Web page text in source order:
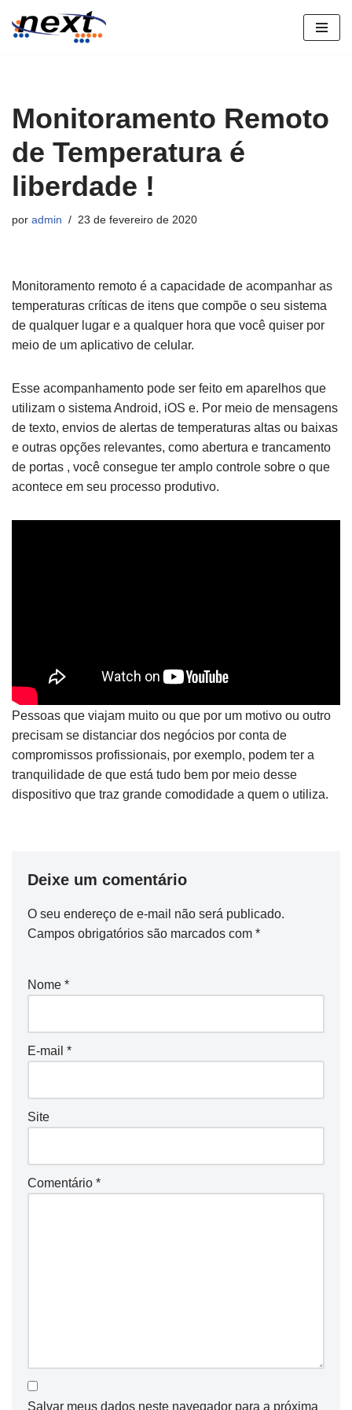
Monitoramento Remoto
de Temperatura é
liberdade !
por admin 23 de fevereiro de 2020
Monitoramento remoto é a capacidade de acompanhar as
temperaturas críticas de itens que compõe o seu sistema
de qualquer lugar e a qualquer hora que você quiser por
meio de um aplicativo de celular.
Esse acompanhamento pode ser feito em aparelhos que
utilizam o sistema Android, iOS e. Por meio de mensagens
de texto, envios de alertas de temperaturas altas ou baixas
e outras opções relevantes, como abertura e trancamento
de portas , você consegue ter amplo controle sobre o que
acontece em seu processo produtivo.
Pessoas que viajam muito ou que por um motivo ou outro
precisam se distanciar dos negócios por conta de
compromissos profissionais, por exemplo, podem ter a
tranquilidade de que está tudo bem por meio desse
dispositivo que traz grande comodidade a quem o utiliza.
Deixe um comentário
O seu endereço de e-mail não será publicado.
Campos obrigatórios são marcados com *
Nome *
E-mail *
Site
Comentário *
Salvar meus dados neste navegador para a próxima